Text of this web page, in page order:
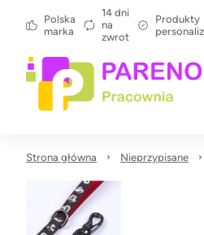
Polska
marka
14 dni
na
zwrot
Produkty
Strona główna Nieprzypisane